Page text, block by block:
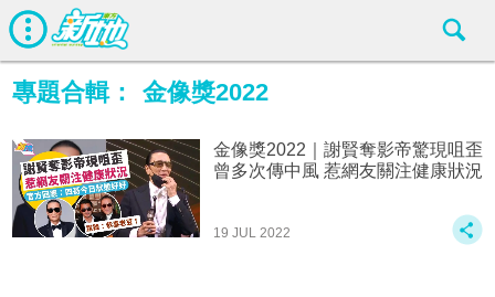
專題合輯： 金像獎2022
金像獎2022｜謝賢奪影帝驚現咀歪
曾多次傳中風 惹網友關注健康狀況
19 JUL 2022